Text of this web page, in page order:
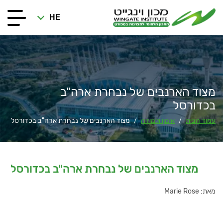
HE
מצוד הארנבים של נבחרת ארה"ב
בכדורסל
עמוד הבית / אימון ולמידה / מצוד הארנבים של נבחרת ארה"ב בכדורסל
מצוד הארנבים של נבחרת ארה"ב בכדורסל
מאת: Marie Rose